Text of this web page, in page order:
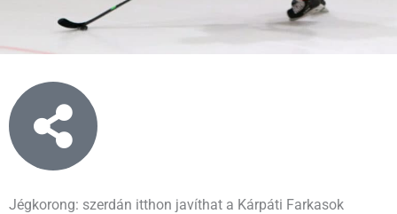
Jégkorong: szerdán itthon javíthat a Kárpáti Farkasok